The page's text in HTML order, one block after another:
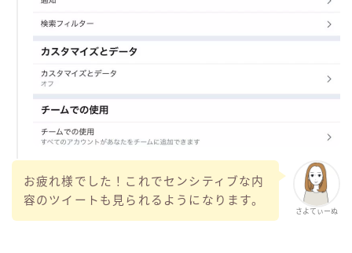
さよてぃーぬ
お疲れ様でした！これでセンシティブな内
容のツイートも見られるようになります。